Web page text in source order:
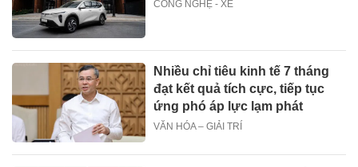
CÔNG NGHỆ - XE
Nhiều chỉ tiêu kinh tế 7 tháng
đạt kết quả tích cực, tiếp tục
ứng phó áp lực lạm phát
VĂN HÓA – GIẢI TRÍ